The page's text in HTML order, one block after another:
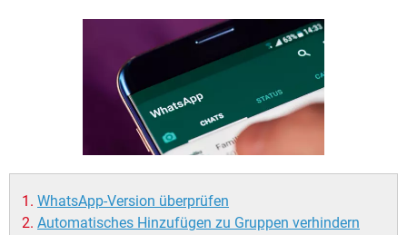
HARDWARE
TIKTOK
WhatsApp-Version überprüfen
Automatisches Hinzufügen zu Gruppen verhindern